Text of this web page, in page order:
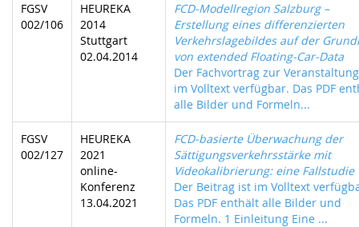
FGSV
002/106
HEUREKA
2014
Stuttgart
02.04.2014
FCD-Modellregion Salzburg –
Erstellung eines differenzierten
Verkehrslagebildes auf der
von extended Floating-Car-Data
Der Fachvortrag zur
im Volltext verfügbar. Das PDF
alle Bilder und Formeln...
FGSV
002/127
HEUREKA
2021
online-
Konferenz
13.04.2021
FCD-basierte Überwachung der
Sättigungsverkehrsstärke mit
Videokalibrierung: eine Fallstudie
Der Beitrag ist im Volltext
Das PDF enthält alle Bilder und
Formeln. 1 Einleitung Eine ...